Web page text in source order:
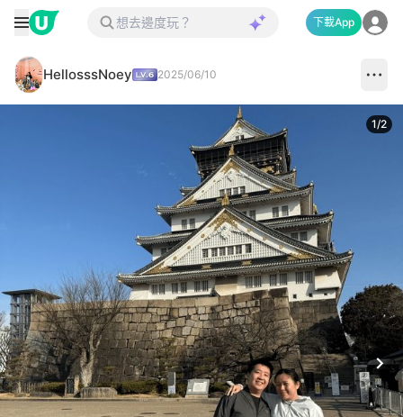
下載App
HellosssNoey 2025/06/10
1/2